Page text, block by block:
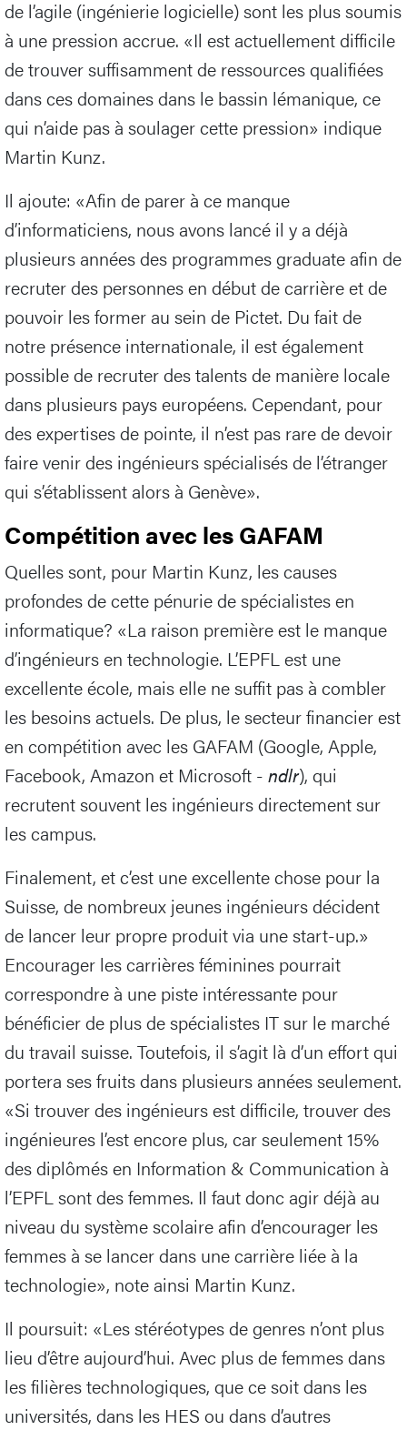
de l’agile (ingénierie logicielle) sont les plus soumis
à une pression accrue. «Il est actuellement difficile
de trouver suffisamment de ressources qualifiées
dans ces domaines dans le bassin lémanique, ce
qui n’aide pas à soulager cette pression» indique
Martin Kunz.
Il ajoute: «Afin de parer à ce manque
d’informaticiens, nous avons lancé il y a déjà
plusieurs années des programmes graduate afin de
recruter des personnes en début de carrière et de
pouvoir les former au sein de Pictet. Du fait de
notre présence internationale, il est également
possible de recruter des talents de manière locale
dans plusieurs pays européens. Cependant, pour
des expertises de pointe, il n’est pas rare de devoir
faire venir des ingénieurs spécialisés de l’étranger
qui s’établissent alors à Genève».
Compétition avec les GAFAM
Quelles sont, pour Martin Kunz, les causes
profondes de cette pénurie de spécialistes en
informatique? «La raison première est le manque
d’ingénieurs en technologie. L’EPFL est une
excellente école, mais elle ne suffit pas à combler
les besoins actuels. De plus, le secteur financier est
en compétition avec les GAFAM (Google, Apple,
Facebook, Amazon et Microsoft - ndlr), qui
recrutent souvent les ingénieurs directement sur
les campus.
Finalement, et c’est une excellente chose pour la
Suisse, de nombreux jeunes ingénieurs décident
de lancer leur propre produit via une start-up.»
Encourager les carrières féminines pourrait
correspondre à une piste intéressante pour
bénéficier de plus de spécialistes IT sur le marché
du travail suisse. Toutefois, il s’agit là d’un effort qui
portera ses fruits dans plusieurs années seulement.
«Si trouver des ingénieurs est difficile, trouver des
ingénieures l’est encore plus, car seulement 15%
des diplômés en Information & Communication à
l’EPFL sont des femmes. Il faut donc agir déjà au
niveau du système scolaire afin d’encourager les
femmes à se lancer dans une carrière liée à la
technologie», note ainsi Martin Kunz.
Il poursuit: «Les stéréotypes de genres n’ont plus
lieu d’être aujourd’hui. Avec plus de femmes dans
les filières technologiques, que ce soit dans les
universités, dans les HES ou dans d’autres